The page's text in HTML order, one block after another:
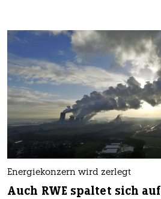
Energiekonzern wird zerlegt
Auch RWE spaltet sich auf